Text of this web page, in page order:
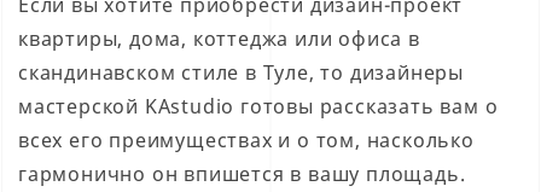
квартиры, дома, коттеджа или офиса в
скандинавском стиле в Туле, то дизайнеры
мастерской KAstudio готовы рассказать вам о
всех его преимуществах и о том, насколько
гармонично он впишется в вашу площадь.